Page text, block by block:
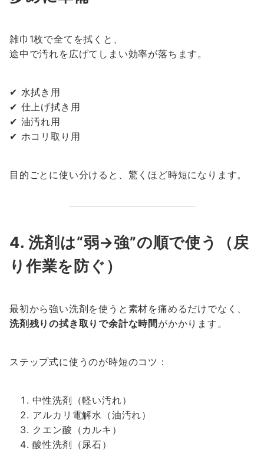
雑巾1枚で全てを拭くと、
途中で汚れを広げてしまい効率が落ちます。
✔ 水拭き用
✔ 仕上げ拭き用
✔ 油汚れ用
✔ ホコリ取り用
目的ごとに使い分けると、驚くほど時短になります。
4. 洗剤は“弱→強”の順で使う（戻
り作業を防ぐ）
最初から強い洗剤を使うと素材を痛めるだけでなく、
洗剤残りの拭き取りで余計な時間 がかかります。
ステップ式に使うのが時短のコツ：
中性洗剤（軽い汚れ）
アルカリ電解水（油汚れ）
クエン酸（カルキ）
酸性洗剤（尿石）